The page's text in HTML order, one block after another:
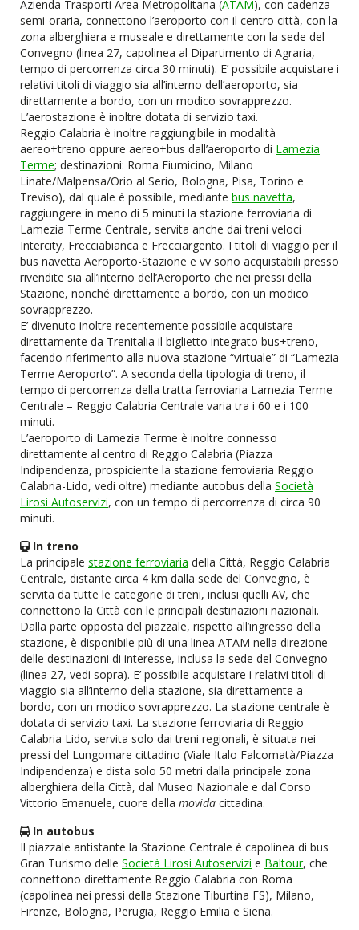
Azienda Trasporti Area Metropolitana (ATAM), con cadenza
semi-oraria, connettono l’aeroporto con il centro città, con la
zona alberghiera e museale e direttamente con la sede del
Convegno (linea 27, capolinea al Dipartimento di Agraria,
tempo di percorrenza circa 30 minuti). E’ possibile acquistare i
relativi titoli di viaggio sia all’interno dell’aeroporto, sia
direttamente a bordo, con un modico sovrapprezzo.
L’aerostazione è inoltre dotata di servizio taxi.
Reggio Calabria è inoltre raggiungibile in modalità
aereo+treno oppure aereo+bus dall’aeroporto di Lamezia
Terme; destinazioni: Roma Fiumicino, Milano
Linate/Malpensa/Orio al Serio, Bologna, Pisa, Torino e
Treviso), dal quale è possibile, mediante bus navetta,
raggiungere in meno di 5 minuti la stazione ferroviaria di
Lamezia Terme Centrale, servita anche dai treni veloci
Intercity, Frecciabianca e Frecciargento. I titoli di viaggio per il
bus navetta Aeroporto-Stazione e vv sono acquistabili presso
rivendite sia all’interno dell’Aeroporto che nei pressi della
Stazione, nonché direttamente a bordo, con un modico
sovrapprezzo.
E’ divenuto inoltre recentemente possibile acquistare
direttamente da Trenitalia il biglietto integrato bus+treno,
facendo riferimento alla nuova stazione “virtuale” di “Lamezia
Terme Aeroporto”. A seconda della tipologia di treno, il
tempo di percorrenza della tratta ferroviaria Lamezia Terme
Centrale – Reggio Calabria Centrale varia tra i 60 e i 100
minuti.
L’aeroporto di Lamezia Terme è inoltre connesso
direttamente al centro di Reggio Calabria (Piazza
Indipendenza, prospiciente la stazione ferroviaria Reggio
Calabria-Lido, vedi oltre) mediante autobus della Società
Lirosi Autoservizi, con un tempo di percorrenza di circa 90
minuti.
In treno
La principale stazione ferroviaria della Città, Reggio Calabria
Centrale, distante circa 4 km dalla sede del Convegno, è
servita da tutte le categorie di treni, inclusi quelli AV, che
connettono la Città con le principali destinazioni nazionali.
Dalla parte opposta del piazzale, rispetto all’ingresso della
stazione, è disponibile più di una linea ATAM nella direzione
delle destinazioni di interesse, inclusa la sede del Convegno
(linea 27, vedi sopra). E’ possibile acquistare i relativi titoli di
viaggio sia all’interno della stazione, sia direttamente a
bordo, con un modico sovrapprezzo. La stazione centrale è
dotata di servizio taxi. La stazione ferroviaria di Reggio
Calabria Lido, servita solo dai treni regionali, è situata nei
pressi del Lungomare cittadino (Viale Italo Falcomatà/Piazza
Indipendenza) e dista solo 50 metri dalla principale zona
alberghiera della Città, dal Museo Nazionale e dal Corso
Vittorio Emanuele, cuore della movida cittadina.
In autobus
Il piazzale antistante la Stazione Centrale è capolinea di bus
Gran Turismo delle Società Lirosi Autoservizi e Baltour, che
connettono direttamente Reggio Calabria con Roma
(capolinea nei pressi della Stazione Tiburtina FS), Milano,
Firenze, Bologna, Perugia, Reggio Emilia e Siena.